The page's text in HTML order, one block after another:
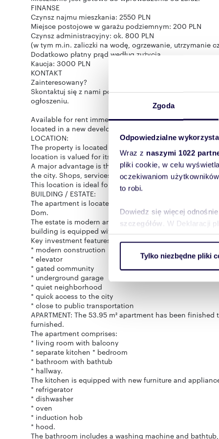
Zgoda
Odpowiedzialne
Wraz z naszymi 1022
pliki cookie, w celu
oczekiwaniom
to robi.
Dowiedz się więcej
szczegółów . W Deklaracji
ruch w naszej witrynie.
reklamowym i
uzyskanymi podczas
Tylko niezbędne pliki
FINANSE
Czynsz najmu mieszkania: 2550 PLN
Miejsce postojowe w garażu podziemnym: 200 PLN
Czynsz administracyjny: ok. 800 PLN
(w tym m.in. zaliczki na wodę, ogrzewanie, utrzymanie
Dodatkowo płatny prąd według zużycia.
Kaucja: 3000 PLN
KONTAKT
Zainteresowany?
Skontaktuj się z nami pod numerem +48 537 833 123
ogłoszeniu.
Available for rent immediately: a modern, 2-room
located in a new development at 97A Buforowa Street.
LOCATION:
The property is located at 97A Buforowa Street in
location is valued for its convenient access to the city
A major advantage is the immediate proximity of a
the city. Shops, services, restaurants, and walking areas
This location is ideal for singles or couples seeking
BUILDING / ESTATE:
The apartment is located on the third floor of a 4-story
Dom.
The estate is modern and well-maintained. Access to
building is equipped with an elevator and an
Key investment features:
* modern construction
* elevator
* gated community
* underground garage
* quiet neighborhood
* quick access to the city
* close to public transportation
APARTMENT: The 53.95 m² apartment has been
furnished.
The apartment comprises:
* living room with balcony
* separate kitchen * bedroom
* bathroom with bathtub
* hallway.
The kitchen is equipped with new furniture and
* refrigerator
* dishwasher
* oven
* induction hob
* hood.
The bathroom includes a washing machine and